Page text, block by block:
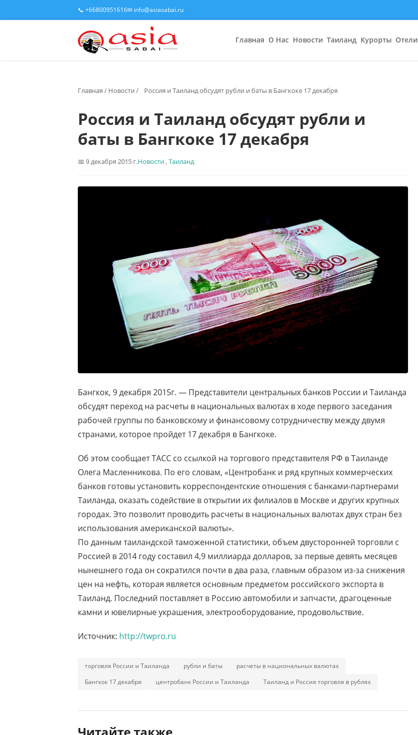
📞 +66800951616✉ info@asiasabai.ru
Главная О Нас Новости Таиланд Курорты Отели
Главная / Новости / Россия и Таиланд обсудят рубли и баты в Бангкоке 17 декабря
Россия и Таиланд обсудят рубли и
баты в Бангкоке 17 декабря
9 декабря 2015 г.Новости,Таиланд
Бангкок, 9 декабря 2015г. — Представители центральных банков России и Таиланда
обсудят переход на расчеты в национальных валютах в ходе первого заседания
рабочей группы по банковскому и финансовому сотрудничеству между двумя
странами, которое пройдет 17 декабря в Бангкоке.
Об этом сообщает ТАСС со ссылкой на торгового представителя РФ в Таиланде
Олега Масленникова. По его словам, «Центробанк и ряд крупных коммерческих
банков готовы установить корреспондентские отношения с банками-партнерами
Таиланда, оказать содействие в открытии их филиалов в Москве и других крупных
городах. Это позволит проводить расчеты в национальных валютах двух стран без
использования американской валюты».
По данным таиландской таможенной статистики, объем двусторонней торговли с
Россией в 2014 году составил 4,9 миллиарда долларов, за первые девять месяцев
нынешнего года он сократился почти в два раза, главным образом из-за снижения
цен на нефть, которая является основным предметом российского экспорта в
Таиланд. Последний поставляет в Россию автомобили и запчасти, драгоценные
камни и ювелирные украшения, электрооборудование, продовольствие.
Источник: http://twpro.ru
торговля России и Таиланда рубли и баты
расчеты в национальных валютах
Бангкок 17 декабря
центробанк России и Таиланда Таиланд и Россия торговля в рублях